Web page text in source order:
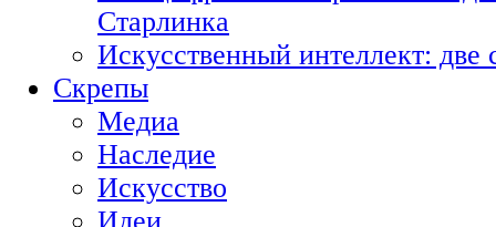
Старлинка
Искусственный интеллект:
Скрепы
Медиа
Наследие
Искусство